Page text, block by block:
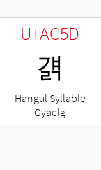
U+AC5D
걝
Hangul Syllable
Gyaelg